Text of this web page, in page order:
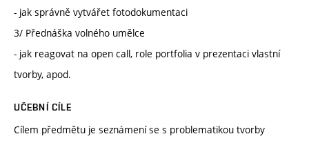
- jak správně vytvářet fotodokumentaci
3/ Přednáška volného umělce
- jak reagovat na open call, role portfolia v prezentaci vlastní
tvorby, apod.
UČEBNÍ CÍLE
Cílem předmětu je seznámení se s problematikou tvorby